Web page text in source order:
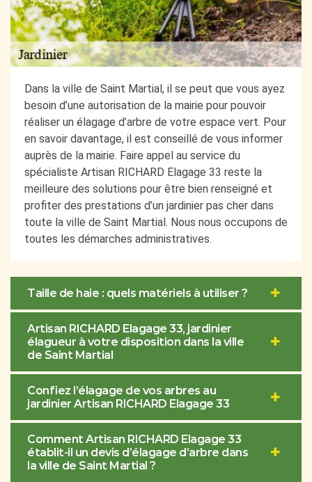
Dans la ville de Saint Martial, il se peut que vous ayez
besoin d’une autorisation de la mairie pour pouvoir
réaliser un élagage d’arbre de votre espace vert. Pour
en savoir davantage, il est conseillé de vous informer
auprès de la mairie. Faire appel au service du
spécialiste Artisan RICHARD Elagage 33 reste la
meilleure des solutions pour être bien renseigné et
profiter des prestations d’un jardinier pas cher dans
toute la ville de Saint Martial. Nous nous occupons de
toutes les démarches administratives.
Taille de haie : quels matériels à utiliser ?
Artisan RICHARD Elagage 33, jardinier
élagueur à votre disposition dans la ville
de Saint Martial
Confiez l’élagage de vos arbres au
jardinier Artisan RICHARD Elagage 33
Comment Artisan RICHARD Elagage 33
établit-il un devis d’élagage d’arbre dans
la ville de Saint Martial ?